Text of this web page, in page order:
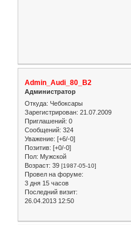
Admin_Audi_80_B2
Администратор
Откуда: Чебоксары
Зарегистрирован: 21.07.2009
Приглашений: 0
Сообщений: 324
Уважение: [+6/-0]
Позитив: [+0/-0]
Пол: Мужской
Возраст: 39 [1987-05-10]
Провел на форуме:
3 дня 15 часов
Последний визит:
26.04.2013 12:50